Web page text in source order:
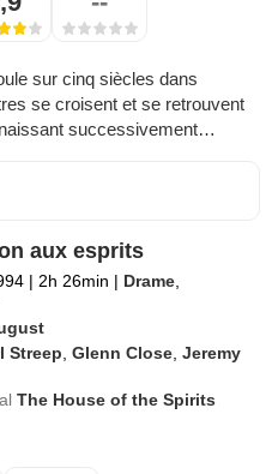
sur cinq siècles dans
se croisent et se retrouvent
successivement…
aux esprits
| 2h 26min | Drame
Streep ,Glenn Close ,Jeremy
The House of the Spirits